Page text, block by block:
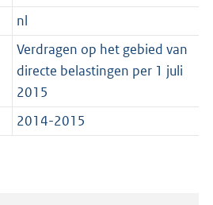
nl
Verdragen op het gebied van
directe belastingen per 1 juli
2015
2014-2015